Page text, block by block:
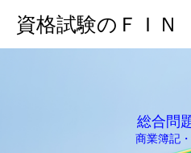
資格試験のＦＩＮ
総合問
商業簿記